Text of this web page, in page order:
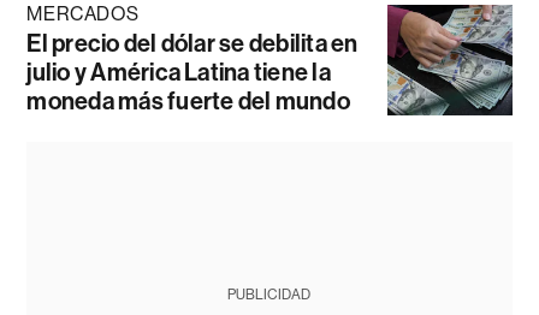
MERCADOS
El precio del dólar se debilita en
julio y América Latina tiene la
moneda más fuerte del mundo
PUBLICIDAD